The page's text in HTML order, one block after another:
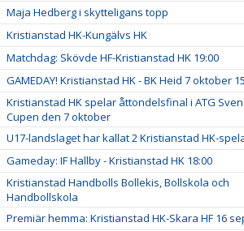
Maja Hedberg i skytteligans topp
Kristianstad HK-Kungälvs HK
Matchdag: Skövde HF-Kristianstad HK 19:00
GAMEDAY! Kristianstad HK - BK Heid 7 oktober
Kristianstad HK spelar åttondelsfinal i ATG
Cupen den 7 oktober
U17-landslaget har kallat 2 Kristianstad HK-
Gameday: IF Hallby - Kristianstad HK 18:00
Kristianstad Handbolls Bollekis, Bollskola och
Handbollskola
Premiär hemma: Kristianstad HK-Skara HF 16